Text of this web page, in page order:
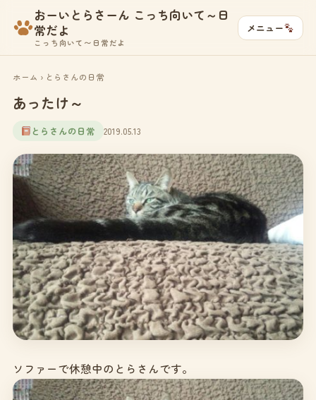
おーいとらさーん こっち向いて～日
常だよ
こっち向いて〜日常だよ
メニュー
ホーム › とらさんの日常
あったけ～
とらさんの日常 2019.05.13
ソファーで休憩中のとらさんです。